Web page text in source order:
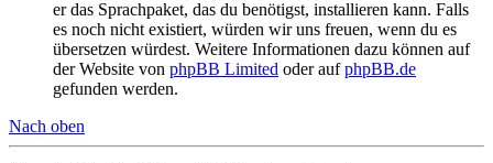
er das Sprachpaket, das du benötigst, installieren kann. Falls
es noch nicht existiert, würden wir uns freuen, wenn du es
übersetzen würdest. Weitere Informationen dazu können auf
der Website von phpBB Limited oder aufphpBB.de
gefunden werden.
Nach oben